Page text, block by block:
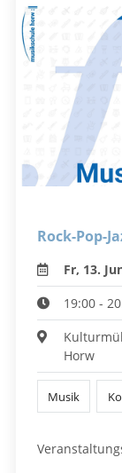
Rock-Pop-
Fr, 13.
19:00 -
Horw
Musik